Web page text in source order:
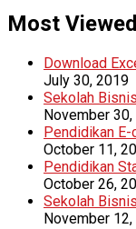
Most
Download
July 30, 2019
Sekolah
November
Pendidikan
October 11,
Pendidikan
October 26,
Sekolah
November